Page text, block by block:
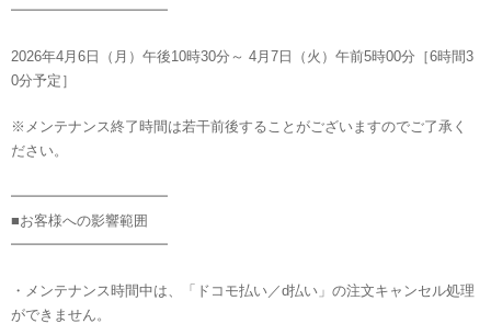
━━━━━━━━━━━
2026年4月6日（月）午後10時30分～ 4月7日（火）午前5時00分［6時間3
0分予定］
※メンテナンス終了時間は若干前後することがございますのでご了承く
ださい。
━━━━━━━━━━━
■お客様への影響範囲
━━━━━━━━━━━
・メンテナンス時間中は、「ドコモ払い／d払い」の注文キャンセル処理
ができません。